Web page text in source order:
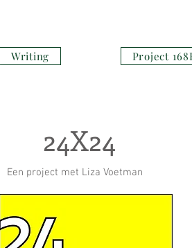
M E E S T
Writing Project
24X24
Een project met Liza Voetman